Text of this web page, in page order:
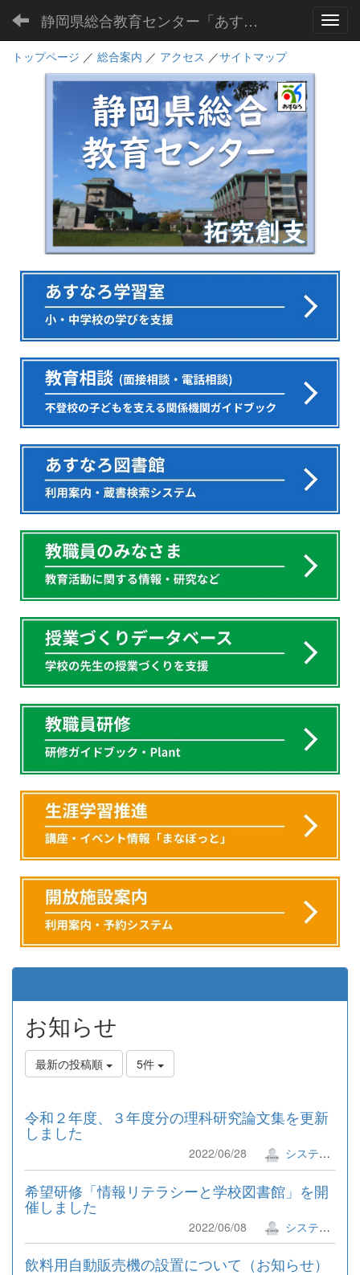
静岡県総合教育センター「あすなろ」
トップページ ／ 総合案内 ／ アクセス ／サイトマップ
お知らせ
最新の投稿順 5件
令和２年度、３年度分の理科研究論文集を更新
しました
2022/06/28 システム管理者
希望研修「情報リテラシーと学校図書館」を開
催しました
2022/06/08 システム管理者
飲料用自動販売機の設置について（お知らせ）